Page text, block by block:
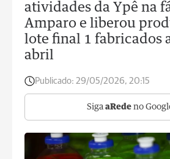
atividades da Ypê na
Amparo e liberou
lote final 1 fabricados
abril
Publicado: 29/05/2026, 20:15
Siga aRede no